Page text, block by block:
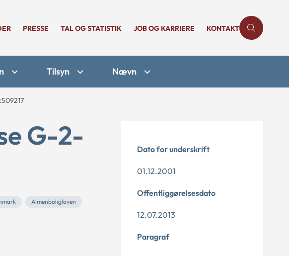
PRESSE TAL OG STATISTIK JOB OG KARRIERE KONTAKT
Tilsyn Nævn
G-2-
Almenboligloven
Dato for underskrift
01.12.2001
Offentliggørelsesdato
12.07.2013
Paragraf